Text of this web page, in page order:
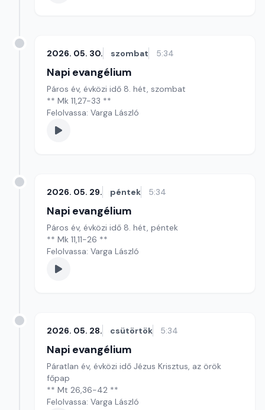
2026. 05. 30. szombat 5:34
Napi evangélium
Páros év, évközi idő 8. hét, szombat
** Mk 11,27-33 **
Felolvassa: Varga László
2026. 05. 29. péntek 5:34
Napi evangélium
Páros év, évközi idő 8. hét, péntek
** Mk 11,11-26 **
Felolvassa: Varga László
2026. 05. 28. csütörtök 5:34
Napi evangélium
Páratlan év, évközi idő Jézus Krisztus, az örök
főpap
** Mt 26,36-42 **
Felolvassa: Varga László